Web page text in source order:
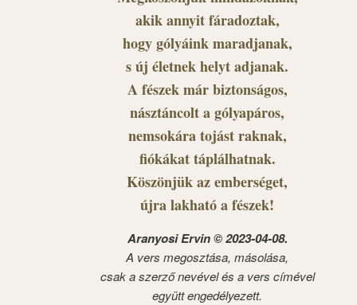
akik annyit fáradoztak,
hogy gólyáink maradjanak,
s új életnek helyt adjanak.
A fészek már biztonságos,
násztáncolt a gólyapáros,
nemsokára tojást raknak,
fiókákat táplálhatnak.
Köszönjük az emberséget,
újra lakható a fészek!
Aranyosi Ervin © 2023-04-08.
A vers megosztása, másolása,
csak a szerző nevével és a vers címével
együtt engedélyezett.